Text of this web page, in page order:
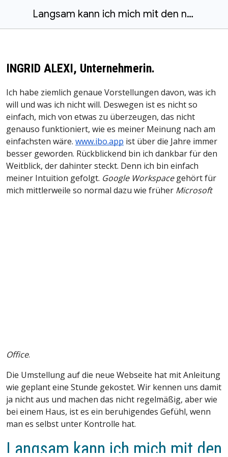
Langsam kann ich mich mit den neuen Medien anfreunden.
INGRID ALEXI, Unternehmerin.
Ich habe ziemlich genaue Vorstellungen davon, was ich
will und was ich nicht will. Deswegen ist es nicht so
einfach, mich von etwas zu überzeugen, das nicht
genauso funktioniert, wie es meiner Meinung nach am
einfachsten wäre. www.ibo.app ist über die Jahre immer
besser geworden. Rückblickend bin ich dankbar für den
Weitblick, der dahinter steckt. Denn ich bin einfach
meiner Intuition gefolgt. Google Workspacegehört für
mich mittlerweile so normal dazu wie früher Microsoft
Office.
Die Umstellung auf die neue Webseite hat mit Anleitung
wie geplant eine Stunde gekostet. Wir kennen uns damit
ja nicht aus und machen das nicht regelmäßig, aber wie
bei einem Haus, ist es ein beruhigendes Gefühl, wenn
man es selbst unter Kontrolle hat.
Langsam kann ich mich mit den